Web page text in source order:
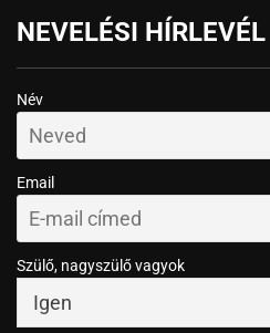
NEVELÉSI HÍRLEVÉL
Név
Email
Szülő, nagyszülő vagyok